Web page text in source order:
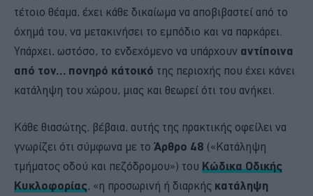
τέτοιο θέαμα, έχει κάθε δικαίωμα να αποβιβαστεί από το
όχημά του, να μετακινήσει το εμπόδιο και να παρκάρει.
Υπάρχει, ωστόσο, το ενδεχόμενο να υπάρχουν αντίποινα
από τον… πονηρό κάτοικό της περιοχής που έχει κάνει
κατάληψη του χώρου, μιας και θεωρεί ότι του ανήκει.
Κάθε θιασώτης, βέβαια, αυτής της πρακτικής οφείλει να
γνωρίζει ότι σύμφωνα με το Άρθρο 48 («Κατάληψη
τμήματος οδού και πεζόδρομου») του Κώδικα Οδικής
Κυκλοφορίας, «η προσωρινή ή διαρκής κατάληψη